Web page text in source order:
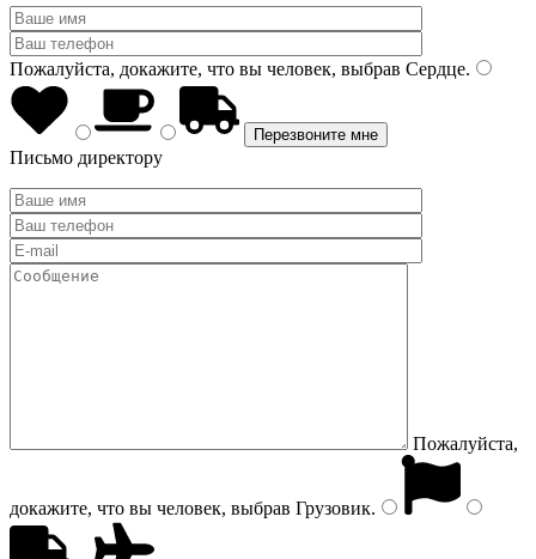
Пожалуйста, докажите, что вы человек, выбрав Сердце.
Письмо директору
Пожалуйста,
докажите, что вы человек, выбрав Грузовик.